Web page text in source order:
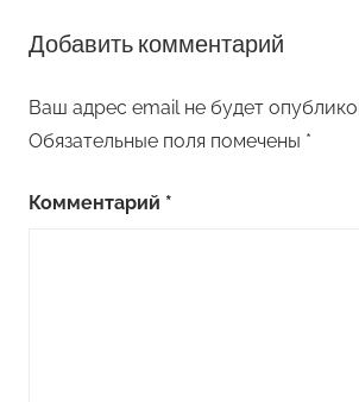
Добавить комментарий
Ваш адрес email не будет
Обязательные поля помечены *
Комментарий *